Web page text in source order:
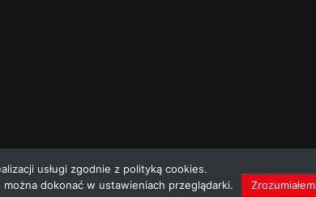
usługi zgodnie z polityką cookies.
dokonać w ustawieniach przeglądarki.
Zrozumiałem